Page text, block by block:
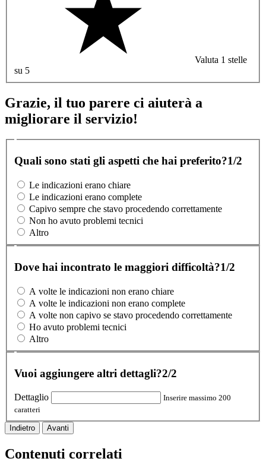
Valuta 1 stelle
su 5
Grazie, il tuo parere ci aiuterà a
migliorare il servizio!
Quali sono stati gli aspetti che hai preferito?1/2
Le indicazioni erano chiare
Le indicazioni erano complete
Capivo sempre che stavo procedendo correttamente
Non ho avuto problemi tecnici
Altro
Dove hai incontrato le maggiori difficoltà?1/2
A volte le indicazioni non erano chiare
A volte le indicazioni non erano complete
A volte non capivo se stavo procedendo correttamente
Ho avuto problemi tecnici
Altro
Vuoi aggiungere altri dettagli?2/2
Dettaglio
Inserire massimo 200
caratteri
Indietro Avanti
Contenuti correlati